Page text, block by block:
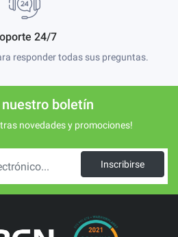
24/7
responder todas sus preguntas.
boletín
novedades y promociones!
Inscribirse